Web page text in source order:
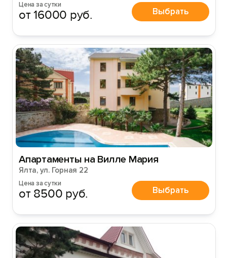
Цена за сутки
от 16000 руб. Выбрать
Апартаменты на Вилле Мария
Ялта, ул. Горная 22
Цена за сутки
от 8500 руб. Выбрать